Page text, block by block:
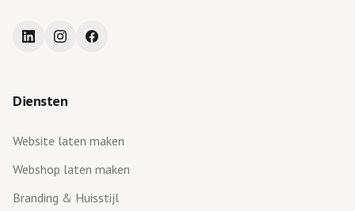
Diensten
Website laten maken
Webshop laten maken
Branding & Huisstijl